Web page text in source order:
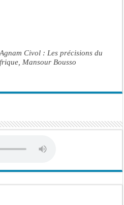
Civol : Les précisions du
Mansour Bousso